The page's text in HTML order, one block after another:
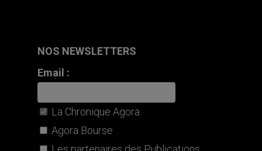
NOS NEWSLETTERS
Email :
La Chronique Agora
Agora Bourse